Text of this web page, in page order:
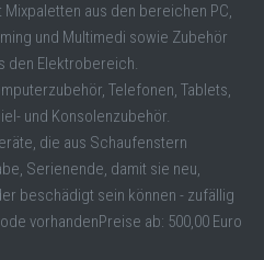
Mixpaletten aus den bereichen PC,
und Multimedi sowie Zubehör
den Elektrobereich.
Telefonen, Tablets,
und Konsolenzubehör.
die aus Schaufenstern
Serienende, damit sie neu,
beschädigt sein können - zufällig
vorhandenPreise ab: 500,00 Euro